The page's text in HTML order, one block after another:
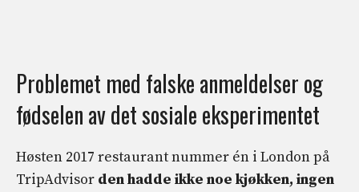
Problemet med falske anmeldelser og
fødselen av det sosiale eksperimentet
Høsten 2017 restaurant nummer én i London på
TripAdvisor den hadde ikke noe kjøkken, ingen